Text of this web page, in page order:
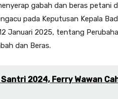
gabah dan beras petani
pada Keputusan Kepala
Januari 2025, tentang
dan Beras.
Santri 2024, Ferry Wawan